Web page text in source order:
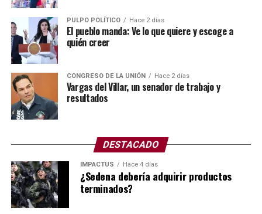
Para muchos especialistas, el colapso de la bomba se
debió a la falta de mantenimiento preventivo.
Para este tipo de labores se cuenta con el Programa de
Obras Anual, mejor conocido como el POA.
El POA (Plan Operativo Anual) y el presupuesto son
herramientas de gestión que se vinculan para planificar
las metas de una organización y asignar los recursos
12 meses.
Asimismo, el POA define las acciones y objetivos,
mientras que el presupuesto establece los fondos
autorizados para ejecutarlos.
PULPO POLÍTICO Hace 2 días
El pueblo manda: Ve lo que quiere y escoge a
quién creer
CONGRESO DE LA UNIÓN Hace 2 días
Vargas del Villar, un senador de trabajo y
resultados
DESTACADO
IMPACTUS Hace 4 días
¿Sedena debería adquirir productos
terminados?